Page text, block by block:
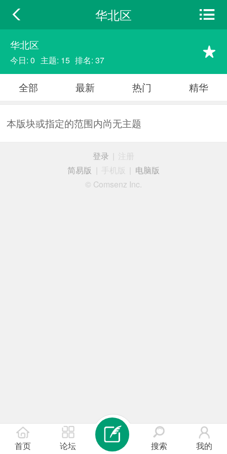
华北区
华北区
今日: 0 主题: 15 排名: 37
全部 最新 热门 精华
本版块或指定的范围内尚无主题
首页 论坛 搜索 我的
登录
注册
简易版
手机版
电脑版
© Comsenz Inc.